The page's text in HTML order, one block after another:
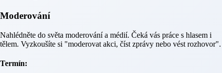
Moderování
Nahlédněte do světa moderování a médií. Čeká vás práce s hlasem i
tělem. Vyzkoušíte si "moderovat akci, číst zprávy nebo vést rozhovor".
Termín: